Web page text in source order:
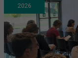
2026
SOBRE
LA
PERFORACIÓN
DEL
LÓBULO
DE
OREJA